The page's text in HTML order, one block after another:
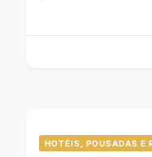
HOTÉIS, POUSADAS E